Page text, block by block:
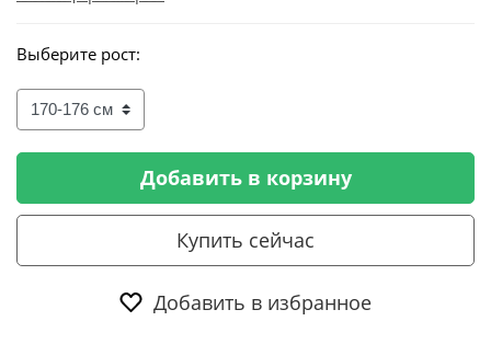
Выберите рост:
Добавить в корзину
Купить сейчас
Добавить в избранное